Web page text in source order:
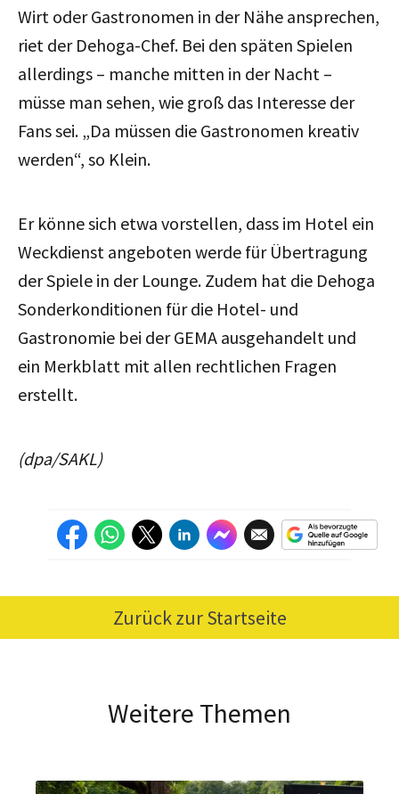
Wirt oder Gastronomen in der Nähe ansprechen,
riet der Dehoga-Chef. Bei den späten Spielen
allerdings – manche mitten in der Nacht –
müsse man sehen, wie groß das Interesse der
Fans sei. „Da müssen die Gastronomen kreativ
werden“, so Klein.
Er könne sich etwa vorstellen, dass im Hotel ein
Weckdienst angeboten werde für Übertragung
der Spiele in der Lounge. Zudem hat die Dehoga
Sonderkonditionen für die Hotel- und
Gastronomie bei der GEMA ausgehandelt und
ein Merkblatt mit allen rechtlichen Fragen
erstellt.
(dpa/SAKL)
Zurück zur Startseite
Weitere Themen